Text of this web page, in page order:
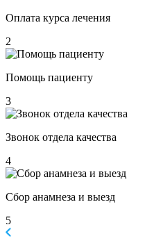
Оплата курса лечения
2
Помощь пациенту
3
Звонок отдела качества
4
Сбор анамнеза и выезд
5